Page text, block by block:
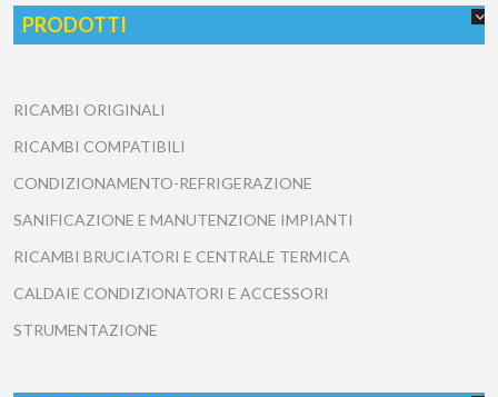
PRODOTTI
RICAMBI ORIGINALI
RICAMBI COMPATIBILI
CONDIZIONAMENTO-REFRIGERAZIONE
SANIFICAZIONE E MANUTENZIONE IMPIANTI
RICAMBI BRUCIATORI E CENTRALE TERMICA
CALDAIE CONDIZIONATORI E ACCESSORI
STRUMENTAZIONE